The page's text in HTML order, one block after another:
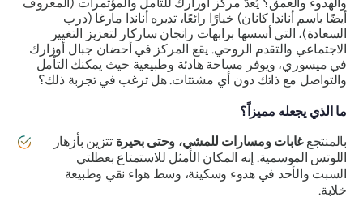
أيضًا باسم أناندا كانان) خيارًا رائعًا، تديره أناندا مارغا (درب
السعادة)، التي أسسها برابهات رانجان ساركار لتعزيز التغيير
الاجتماعي والتقدم الروحي. يقع المركز في أحضان جبال أوزارك
في ميسوري، ويوفر مساحة هادئة وطبيعية حيث يمكنك التأمل
والتواصل مع ذاتك دون أي مشتتات. هل ترغب في تجربة ذلك؟
ما الذي يجعله مميزاً؟
بالمنتجعغابات ومسارات للمشي، وحتى بحيرةتتزين بأزهار
اللوتس الموسمية. إنه المكان الأمثل للاستمتاع بعطلتي
السبت والأحد في هدوء وسكينة، وسط هواء نقي وطبيعة
خلابة.